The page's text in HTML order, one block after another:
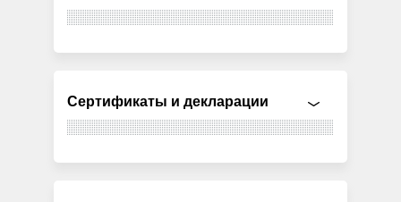
Сертификаты и декларации